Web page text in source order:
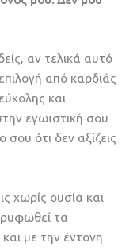
αν τελικά αυτό
από καρδιάς
και
εγωϊστική σου
ότι δεν αξίζεις
χωρίς ουσία και
τα
και με την έντονη